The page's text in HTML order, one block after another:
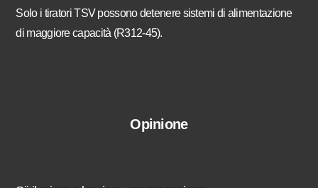
Solo i tiratori TSV possono detenere sistemi di alimentazione
di maggiore capacità (R312-45).
Opinione